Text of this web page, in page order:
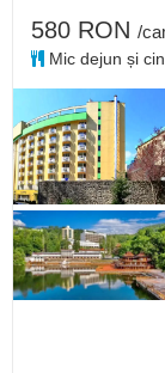
580 RON /
Mic dejun și